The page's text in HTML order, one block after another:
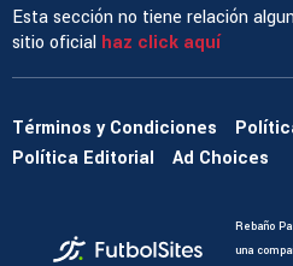
Esta sección no tiene relación
sitio oficial haz click aquí
Términos y Condiciones
Política Editorial
Ad Choices
Rebaño
una